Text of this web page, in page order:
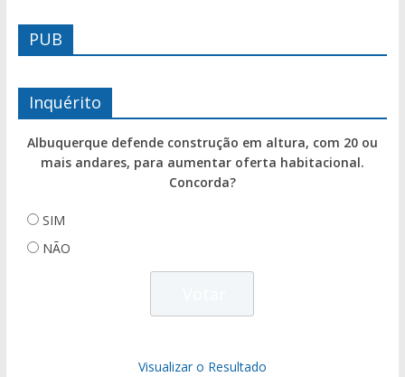
PUB
Inquérito
Albuquerque defende construção em altura, com 20 ou
mais andares, para aumentar oferta habitacional.
Concorda?
SIM
NÃO
Visualizar o Resultado